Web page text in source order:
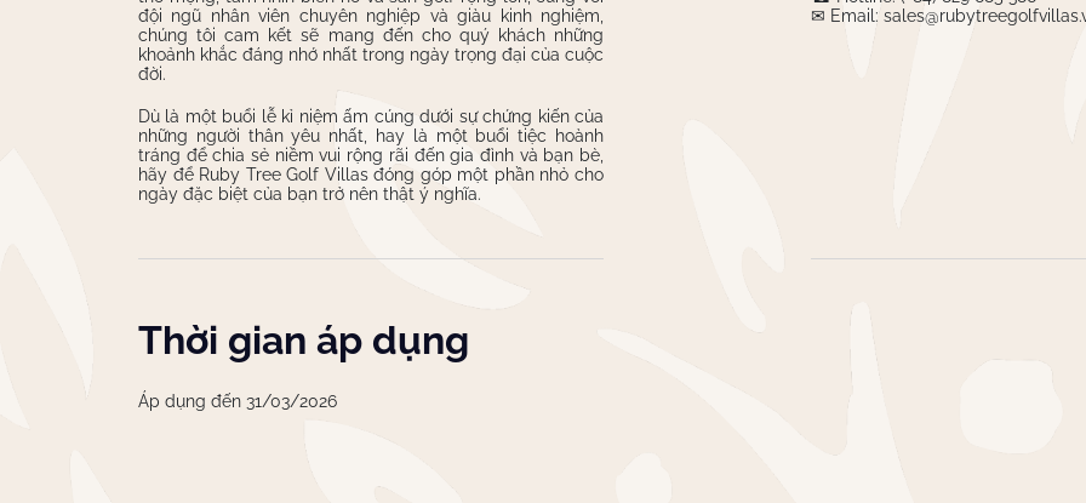
đội ngũ nhân viên chuyên nghiệp và giàu kinh nghiệm,
chúng tôi cam kết sẽ mang đến cho quý khách những
khoảnh khắc đáng nhớ nhất trong ngày trọng đại của cuộc
đời.
Dù là một buổi lễ kỉ niệm ấm cúng dưới sự chứng kiến của
những người thân yêu nhất, hay là một buổi tiệc hoành
tráng để chia sẻ niềm vui rộng rãi đến gia đình và bạn bè,
hãy để Ruby Tree Golf Villas đóng góp một phần nhỏ cho
ngày đặc biệt của bạn trở nên thật ý nghĩa.
✉ Email:
Thời gian áp dụng
Áp dụng đến 31/03/2026